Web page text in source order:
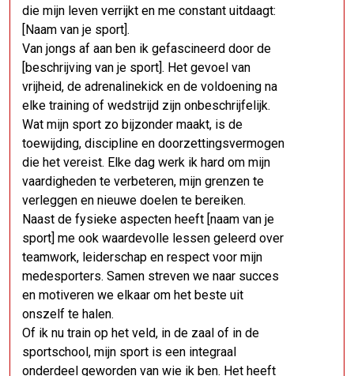
die mijn leven verrijkt en me constant uitdaagt:
[Naam van je sport].
Van jongs af aan ben ik gefascineerd door de
[beschrijving van je sport]. Het gevoel van
vrijheid, de adrenalinekick en de voldoening na
elke training of wedstrijd zijn onbeschrijfelijk.
Wat mijn sport zo bijzonder maakt, is de
toewijding, discipline en doorzettingsvermogen
die het vereist. Elke dag werk ik hard om mijn
vaardigheden te verbeteren, mijn grenzen te
verleggen en nieuwe doelen te bereiken.
Naast de fysieke aspecten heeft [naam van je
sport] me ook waardevolle lessen geleerd over
teamwork, leiderschap en respect voor mijn
medesporters. Samen streven we naar succes
en motiveren we elkaar om het beste uit
onszelf te halen.
Of ik nu train op het veld, in de zaal of in de
sportschool, mijn sport is een integraal
onderdeel geworden van wie ik ben. Het heeft